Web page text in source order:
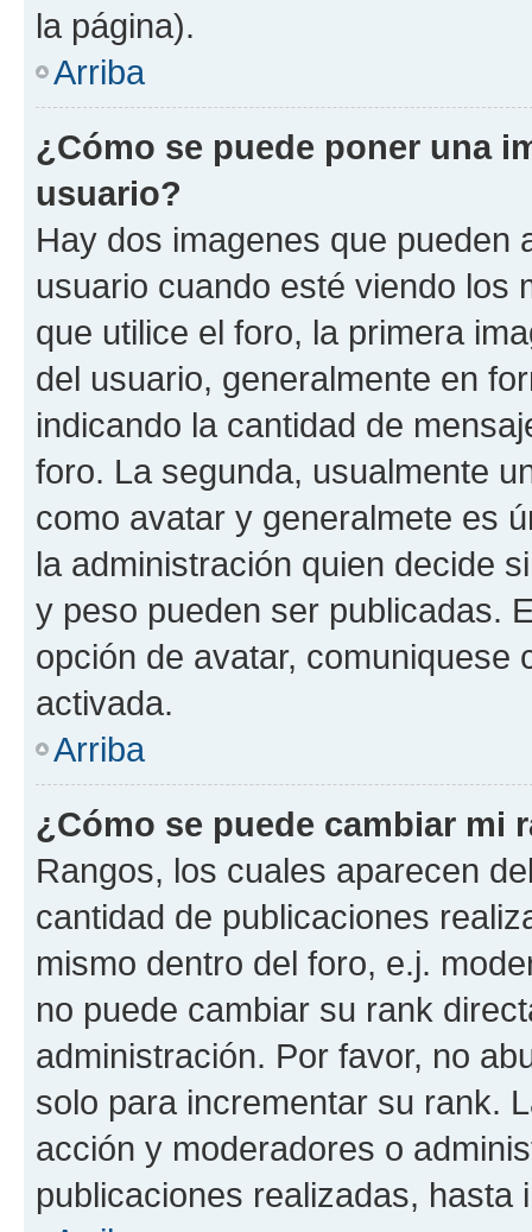
la página).
Arriba
¿Cómo se puede poner una
usuario?
Hay dos imagenes que pueden
usuario cuando esté viendo los
que utilice el foro, la primera
del usuario, generalmente en
indicando la cantidad de
foro. La segunda, usualmente
como avatar y generalmete es
la administración quien decide
y peso pueden ser publicadas.
opción de avatar, comuniquese
activada.
Arriba
¿Cómo se puede cambiar mi
Rangos, los cuales aparecen
cantidad de publicaciones
mismo dentro del foro, e.j.
no puede cambiar su rank
administración. Por favor, no
solo para incrementar su rank.
acción y moderadores o
publicaciones realizadas, hasta